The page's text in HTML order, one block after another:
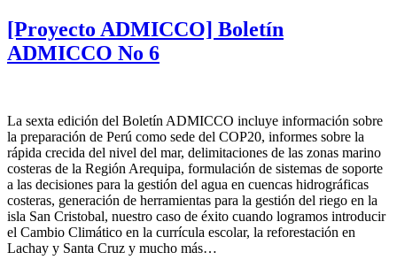
[Proyecto ADMICCO] Boletín
ADMICCO No 6
La sexta edición del Boletín ADMICCO incluye información sobre
la preparación de Perú como sede del COP20, informes sobre la
rápida crecida del nivel del mar, delimitaciones de las zonas marino
costeras de la Región Arequipa, formulación de sistemas de soporte
a las decisiones para la gestión del agua en cuencas hidrográficas
costeras, generación de herramientas para la gestión del riego en la
isla San Cristobal, nuestro caso de éxito cuando logramos introducir
el Cambio Climático en la currícula escolar, la reforestación en
Lachay y Santa Cruz y mucho más…